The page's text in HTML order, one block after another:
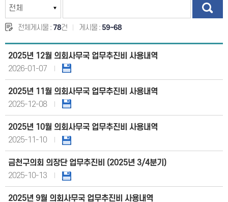
전체게시물 :78건 게시물 : 59~68
2025년 12월 의회사무국 업무추진비 사용내역
2026-01-07
2025년 11월 의회사무국 업무추진비 사용내역
2025-12-08
2025년 10월 의회사무국 업무추진비 사용내역
2025-11-10
금천구의회 의장단 업무추진비 (2025년 3/4분기)
2025-10-13
2025년 9월 의회사무국 업무추진비 사용내역